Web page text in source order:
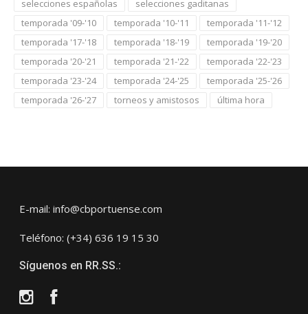
selecciones españolas
selecciones gaditanas
temporada '09-'10
temporada '10-'11
temporada '11-'12
temporada '17-'18
temporada '18-'19
temporada '19-'20
temporada '20-'21
temporada '21-'22
temporada '22-'23
temporada '23-'24
temporada '24-'25
temporada '25-'26
temporada '26-'27
torneos y amistosos última hora
E-mail: info@cbportuense.com
Teléfono: (+34) 636 19 15 30
Síguenos en RR.SS.:
InstagramFacebook